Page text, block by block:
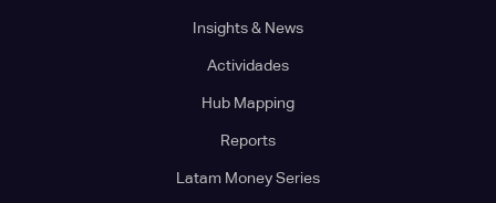
Insights & News
Actividades
Hub Mapping
Reports
Latam Money Series